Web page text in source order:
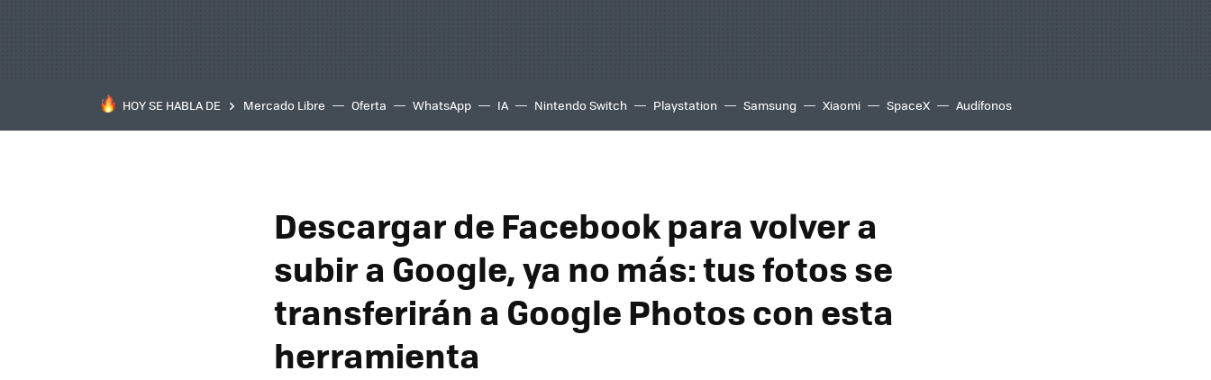
HOY SE HABLA DE Mercado Libre Oferta WhatsApp IA Nintendo Switch Playstation Samsung Xiaomi SpaceX Audífonos
Descargar de Facebook para volver a
subir a Google, ya no más: tus fotos se
transferirán a Google Photos con esta
herramienta